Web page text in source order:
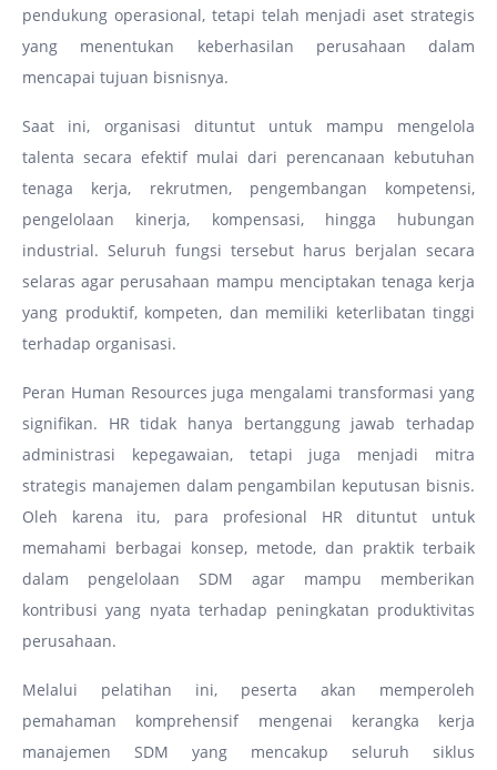
pendukung operasional, tetapi telah menjadi aset strategis
yang menentukan keberhasilan perusahaan dalam
mencapai tujuan bisnisnya.
Saat ini, organisasi dituntut untuk mampu mengelola
talenta secara efektif mulai dari perencanaan kebutuhan
tenaga kerja, rekrutmen, pengembangan kompetensi,
pengelolaan kinerja, kompensasi, hingga hubungan
industrial. Seluruh fungsi tersebut harus berjalan secara
selaras agar perusahaan mampu menciptakan tenaga kerja
yang produktif, kompeten, dan memiliki keterlibatan tinggi
terhadap organisasi.
Peran Human Resources juga mengalami transformasi yang
signifikan. HR tidak hanya bertanggung jawab terhadap
administrasi kepegawaian, tetapi juga menjadi mitra
strategis manajemen dalam pengambilan keputusan bisnis.
Oleh karena itu, para profesional HR dituntut untuk
memahami berbagai konsep, metode, dan praktik terbaik
dalam pengelolaan SDM agar mampu memberikan
kontribusi yang nyata terhadap peningkatan produktivitas
perusahaan.
Melalui pelatihan ini, peserta akan memperoleh
pemahaman komprehensif mengenai kerangka kerja
manajemen SDM yang mencakup seluruh siklus